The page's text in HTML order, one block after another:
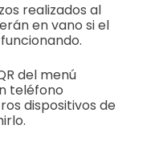
realizados al
en vano si el
del menú
teléfono
dispositivos de